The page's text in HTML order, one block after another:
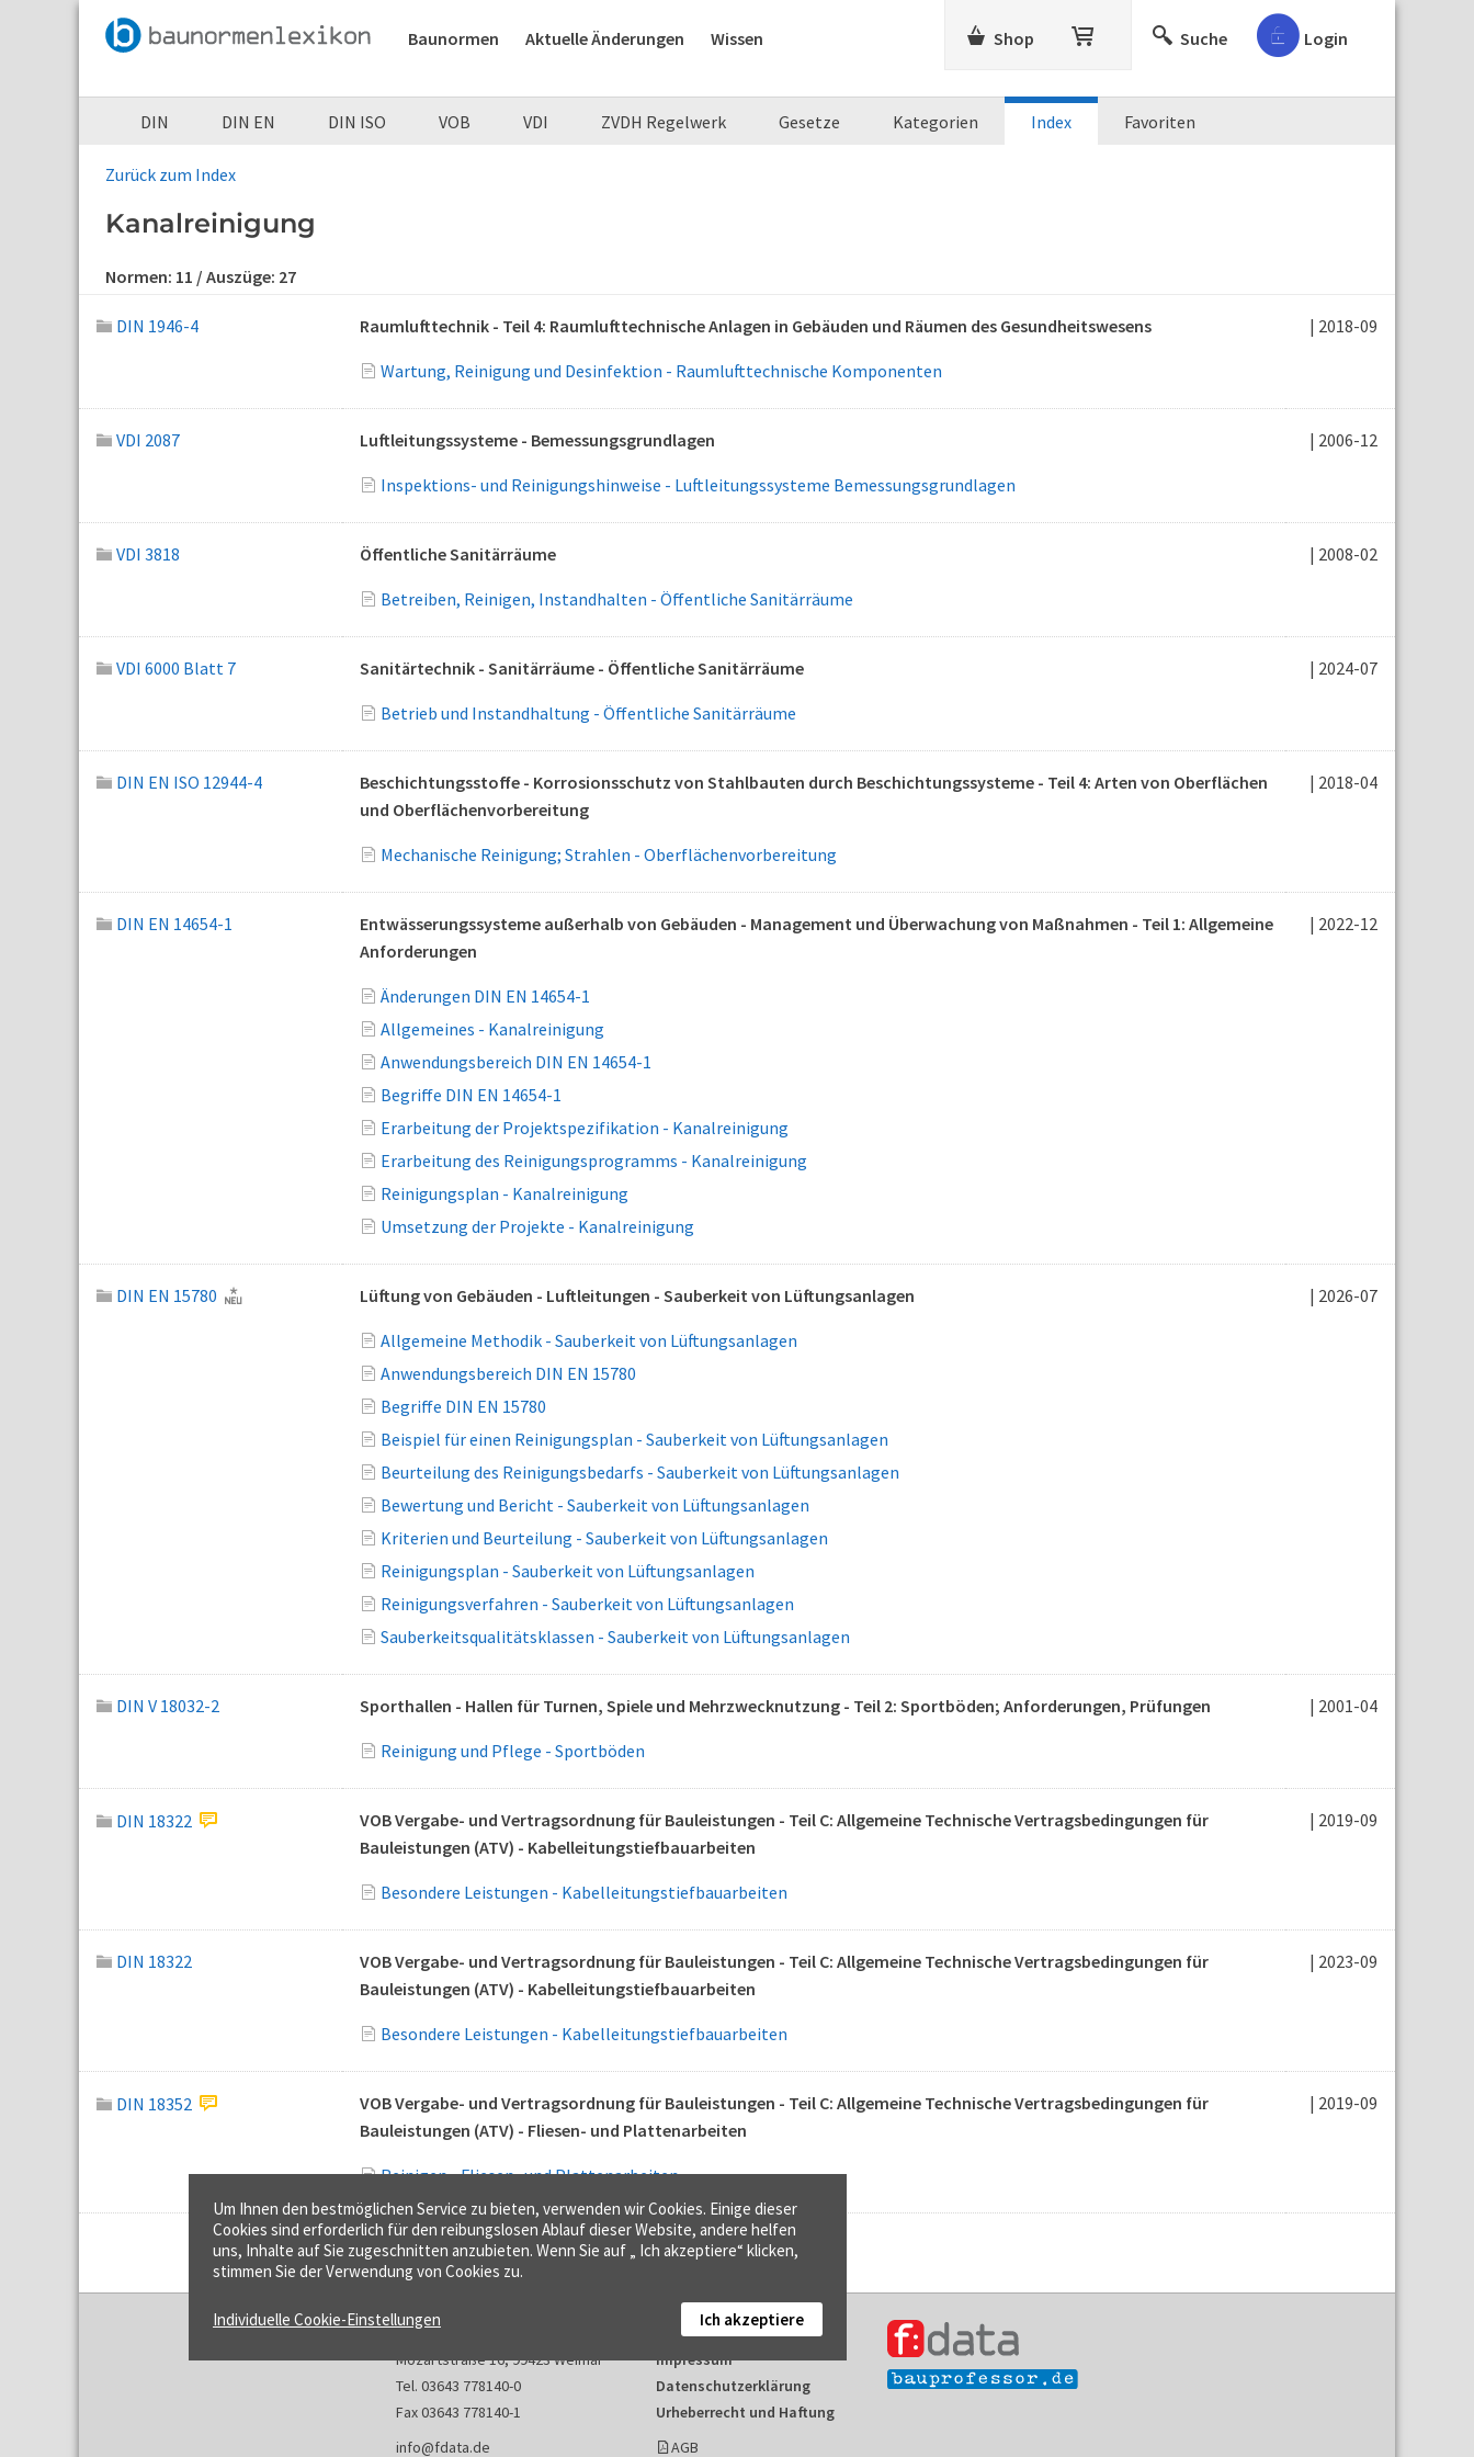
Baunormen Aktuelle Änderungen Wissen Shop Suche Login
DIN DIN EN DIN ISO VOB VDI ZVDH Regelwerk Gesetze Kategorien Index Favoriten
Zurück zum Index
Kanalreinigung
Normen: 11 / Auszüge: 27
DIN 1946-4 Raumlufttechnik - Teil 4: Raumlufttechnische Anlagen in Gebäuden und Räumen des Gesundheitswesens | 2018-09
Wartung, Reinigung und Desinfektion - Raumlufttechnische Komponenten
VDI 2087 Luftleitungssysteme - Bemessungsgrundlagen | 2006-12
Inspektions- und Reinigungshinweise - Luftleitungssysteme Bemessungsgrundlagen
VDI 3818 Öffentliche Sanitärräume | 2008-02
Betreiben, Reinigen, Instandhalten - Öffentliche Sanitärräume
VDI 6000 Blatt 7 Sanitärtechnik - Sanitärräume - Öffentliche Sanitärräume | 2024-07
Betrieb und Instandhaltung - Öffentliche Sanitärräume
DIN EN ISO 12944-4
Beschichtungsstoffe - Korrosionsschutz von Stahlbauten durch Beschichtungssysteme - Teil 4: Arten von Oberflächen
und Oberflächenvorbereitung
| 2018-04
Mechanische Reinigung; Strahlen - Oberflächenvorbereitung
DIN EN 14654-1
Entwässerungssysteme außerhalb von Gebäuden - Management und Überwachung von Maßnahmen - Teil 1: Allgemeine
Anforderungen
| 2022-12
Änderungen DIN EN 14654-1
Allgemeines - Kanalreinigung
Anwendungsbereich DIN EN 14654-1
Begriffe DIN EN 14654-1
Erarbeitung der Projektspezifikation - Kanalreinigung
Erarbeitung des Reinigungsprogramms - Kanalreinigung
Reinigungsplan - Kanalreinigung
Umsetzung der Projekte - Kanalreinigung
DIN EN 15780 Lüftung von Gebäuden - Luftleitungen - Sauberkeit von Lüftungsanlagen | 2026-07
Allgemeine Methodik - Sauberkeit von Lüftungsanlagen
Anwendungsbereich DIN EN 15780
Begriffe DIN EN 15780
Beispiel für einen Reinigungsplan - Sauberkeit von Lüftungsanlagen
Beurteilung des Reinigungsbedarfs - Sauberkeit von Lüftungsanlagen
Bewertung und Bericht - Sauberkeit von Lüftungsanlagen
Kriterien und Beurteilung - Sauberkeit von Lüftungsanlagen
Reinigungsplan - Sauberkeit von Lüftungsanlagen
Reinigungsverfahren - Sauberkeit von Lüftungsanlagen
Sauberkeitsqualitätsklassen - Sauberkeit von Lüftungsanlagen
DIN V 18032-2 Sporthallen - Hallen für Turnen, Spiele und Mehrzwecknutzung - Teil 2: Sportböden; Anforderungen, Prüfungen | 2001-04
Reinigung und Pflege - Sportböden
DIN 18322
VOB Vergabe- und Vertragsordnung für Bauleistungen - Teil C: Allgemeine Technische Vertragsbedingungen für
Bauleistungen (ATV) - Kabelleitungstiefbauarbeiten
| 2019-09
Besondere Leistungen - Kabelleitungstiefbauarbeiten
DIN 18322
VOB Vergabe- und Vertragsordnung für Bauleistungen - Teil C: Allgemeine Technische Vertragsbedingungen für
Bauleistungen (ATV) - Kabelleitungstiefbauarbeiten
| 2023-09
Besondere Leistungen - Kabelleitungstiefbauarbeiten
DIN 18352
VOB Vergabe- und Vertragsordnung für Bauleistungen - Teil C: Allgemeine Technische Vertragsbedingungen für
Bauleistungen (ATV) - Fliesen- und Plattenarbeiten
| 2019-09
Reinigen - Fliesen- und Plattenarbeiten
f:data GmbH
Mozartstraße 16, 99423 Weimar
Tel. 03643 778140-0
Fax 03643 778140-1
info@fdata.de
Kontakt
Impressum
Datenschutzerklärung
Urheberrecht und Haftung
AGB
Um Ihnen den bestmöglichen Service zu bieten, verwenden wir Cookies. Einige dieser
Cookies sind erforderlich für den reibungslosen Ablauf dieser Website, andere helfen
uns, Inhalte auf Sie zugeschnitten anzubieten. Wenn Sie auf „ Ich akzeptiere“ klicken,
stimmen Sie der Verwendung von Cookies zu.
Individuelle Cookie-Einstellungen Ich akzeptiere